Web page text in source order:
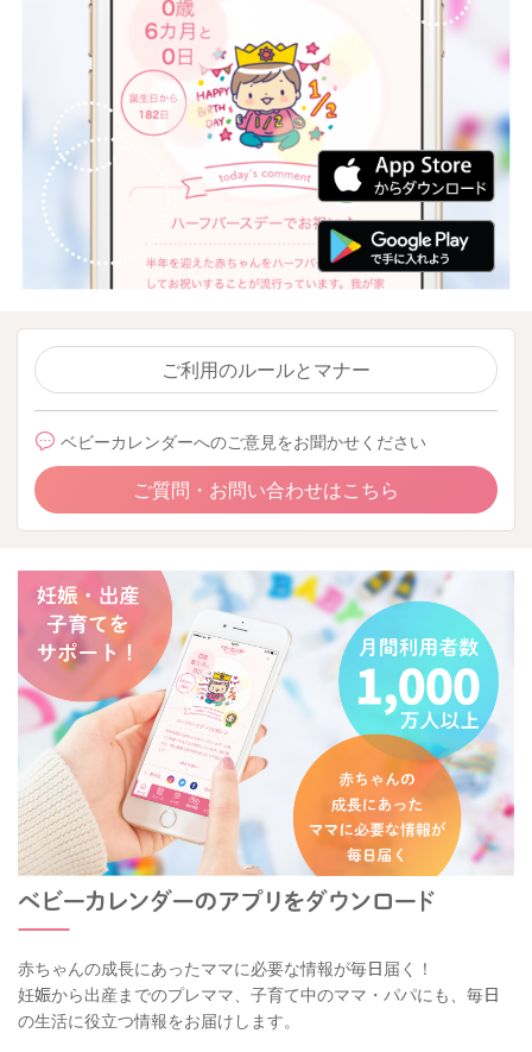
ご利用のルールとマナー
ベビーカレンダーへのご意見をお聞かせください
ご質問・お問い合わせはこちら
赤ちゃんの成長にあったママに必要な情報が毎日届く！
妊娠から出産までのプレママ、子育て中のママ・パパにも、毎日
の生活に役立つ情報をお届けします。